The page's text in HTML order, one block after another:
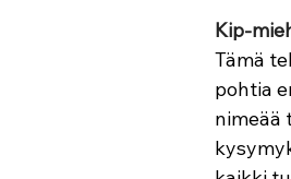
Kip-
Tämä
pohtia
nimeää